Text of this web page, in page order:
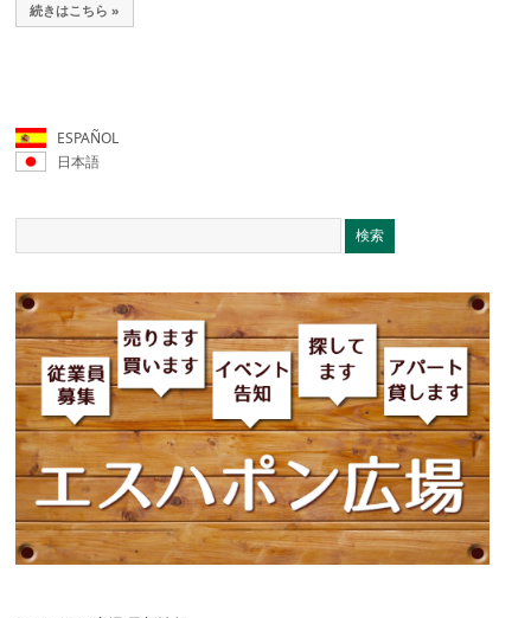
続きはこちら »
ESPAÑOL
日本語